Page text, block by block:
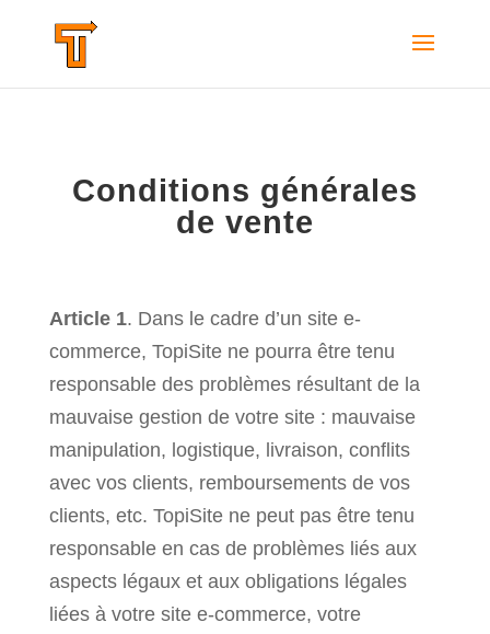
Conditions générales
de vente
Article 1. Dans le cadre d’un site e-
commerce, TopiSite ne pourra être tenu
responsable des problèmes résultant de la
mauvaise gestion de votre site : mauvaise
manipulation, logistique, livraison, conflits
avec vos clients, remboursements de vos
clients, etc. TopiSite ne peut pas être tenu
responsable en cas de problèmes liés aux
aspects légaux et aux obligations légales
liées à votre site e-commerce, votre